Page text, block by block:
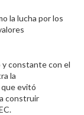
la lucha por los
constante con el
la
evitó
construir